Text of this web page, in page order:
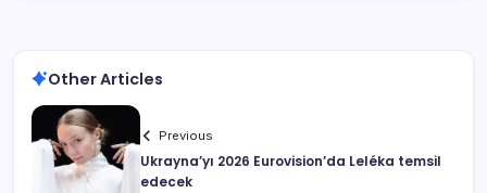
Other Articles
Previous
Ukrayna’yı 2026 Eurovision’da Leléka temsil
edecek